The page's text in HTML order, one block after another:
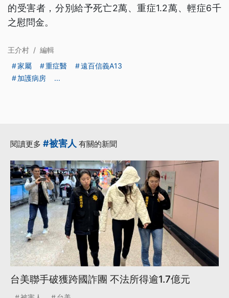
的受害者，分別給予死亡2萬、重症1.2萬、輕症6千
之慰問金。
王介村 / 編輯
家屬
重症醫
遠百信義A13
加護病房
...
閱讀更多 #被害人 有關的新聞
台美聯手破獲跨國詐團 不法所得逾1.7億元